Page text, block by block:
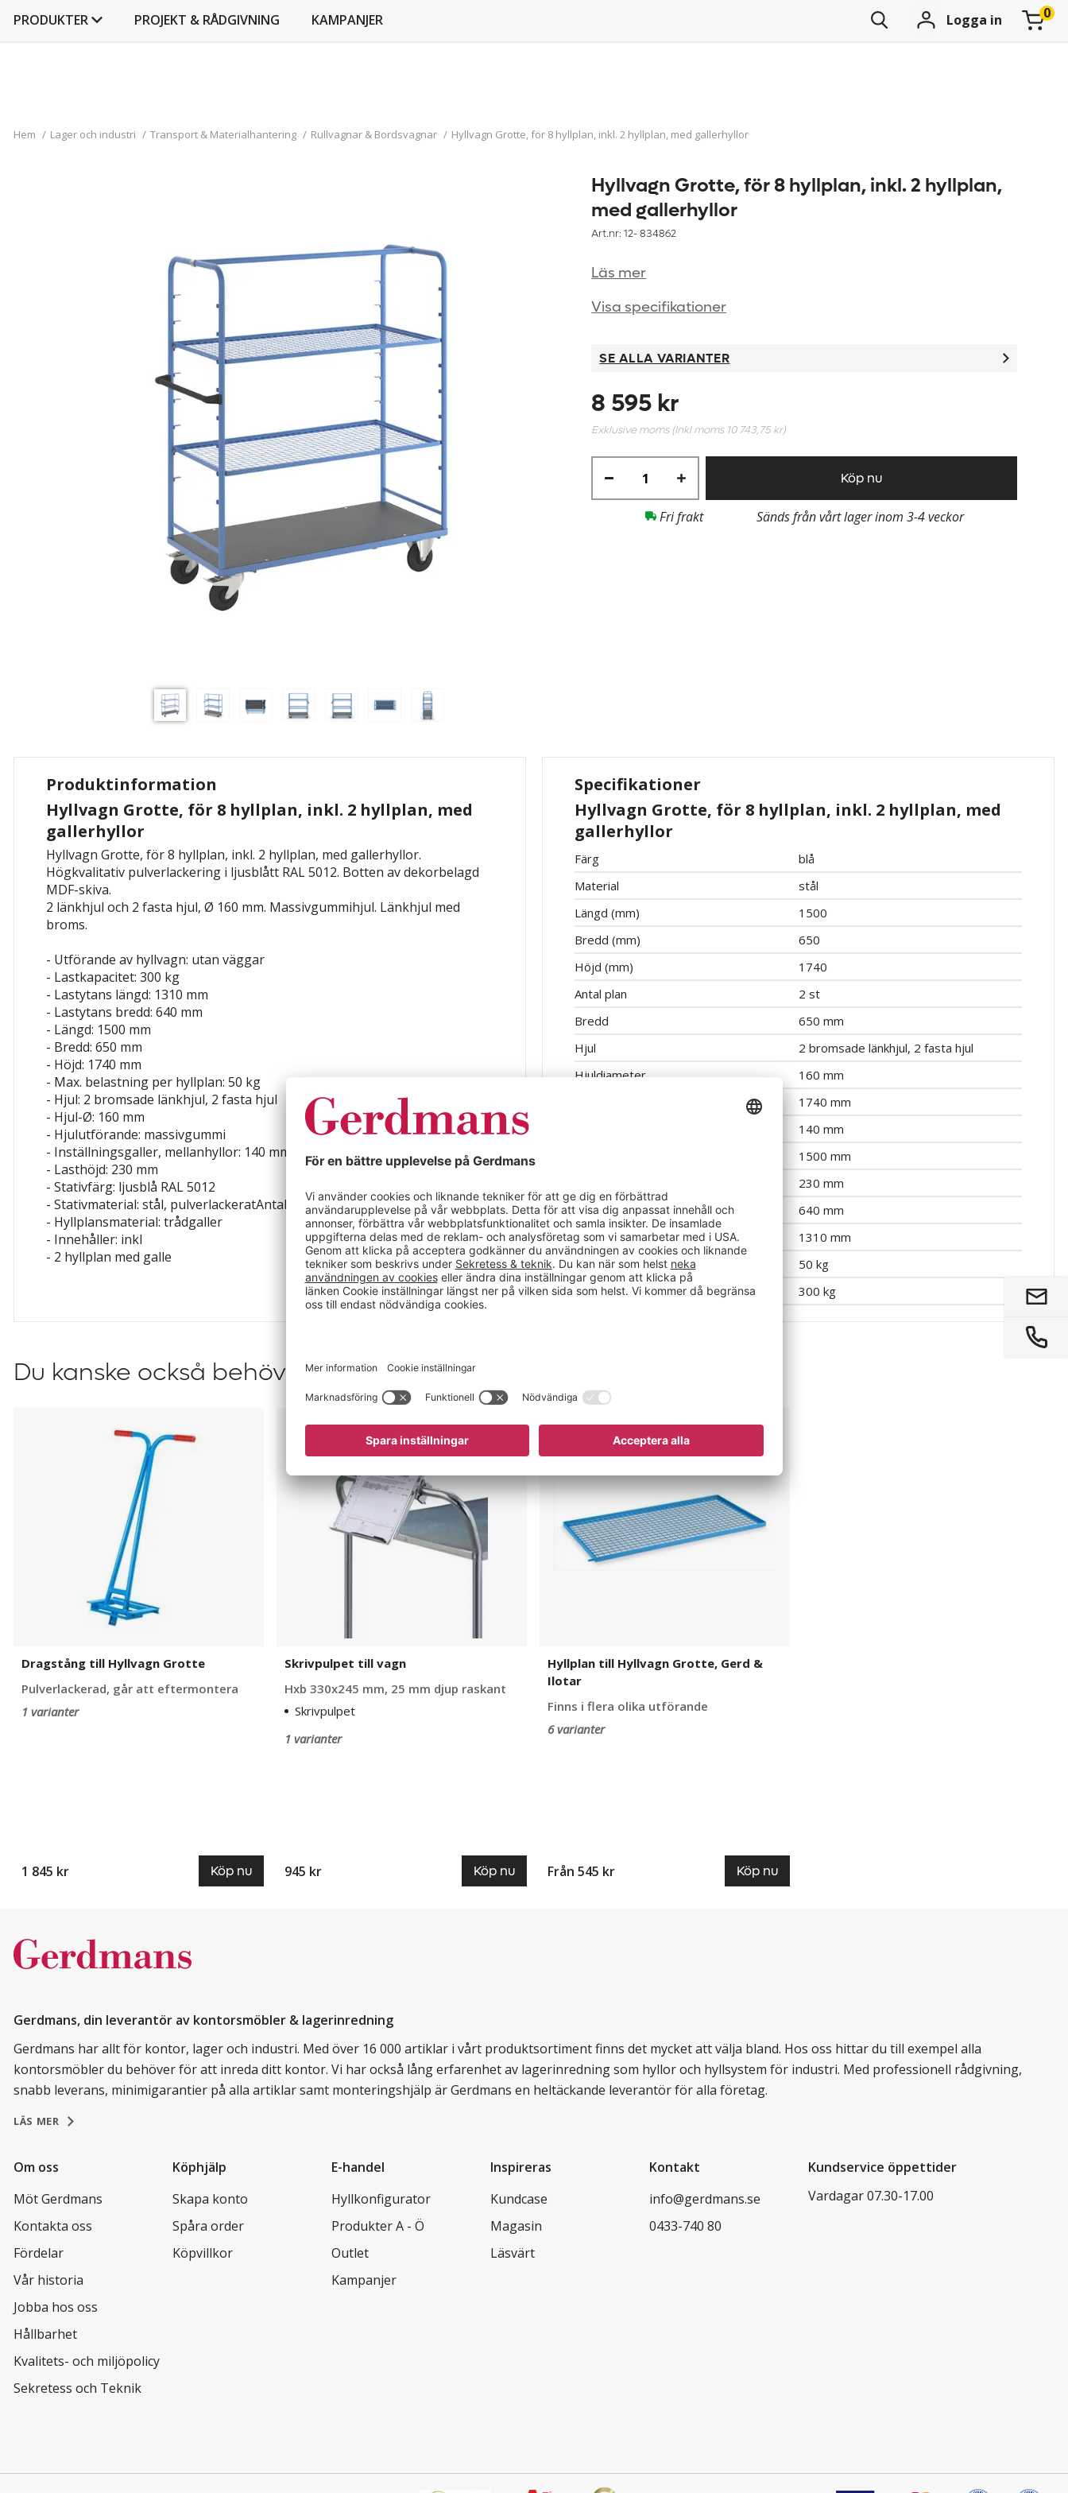
PRODUKTER PROJEKT & RÅDGIVNING KAMPANJER Logga in
Hem / Lager och industri / Transport & Materialhantering / Rullvagnar & Bordsvagnar / Hyllvagn Grotte, för 8 hyllplan, inkl. 2 hyllplan, med gallerhyllor
Hyllvagn Grotte, för 8 hyllplan, inkl. 2 hyllplan,
med gallerhyllor
Art.nr: 12-834862
Läs mer
Visa specifikationer
SE ALLA VARIANTER
8 595 kr
Exklusive moms (Inkl moms 10 743,75 kr)
Köp nu
Fri frakt Sänds från vårt lager inom 3-4 veckor
Produktinformation
Hyllvagn Grotte, för 8 hyllplan, inkl. 2 hyllplan, med
gallerhyllor
Hyllvagn Grotte, för 8 hyllplan, inkl. 2 hyllplan, med gallerhyllor.
Högkvalitativ pulverlackering i ljusblått RAL 5012. Botten av dekorbelagd
MDF-skiva.
2 länkhjul och 2 fasta hjul, Ø 160 mm. Massivgummihjul. Länkhjul med
broms.
- Utförande av hyllvagn: utan väggar
- Lastkapacitet: 300 kg
- Lastytans längd: 1310 mm
- Lastytans bredd: 640 mm
- Längd: 1500 mm
- Bredd: 650 mm
- Höjd: 1740 mm
- Max. belastning per hyllplan: 50 kg
- Hjul: 2 bromsade länkhjul, 2 fasta hjul
- Hjul-Ø: 160 mm
- Hjulutförande: massivgummi
- Inställningsgaller, mellanhyllor: 140 mm
- Lasthöjd: 230 mm
- Stativfärg: ljusblå RAL 5012
- Stativmaterial: stål, pulverlackeratAntal plan: 2 st
- Hyllplansmaterial: trådgaller
- Innehåller: inkl
- 2 hyllplan med galle
Specifikationer
Hyllvagn Grotte, för 8 hyllplan, inkl. 2 hyllplan, med
gallerhyllor
Färg
blå
Material
stål
Längd (mm)
1500
Bredd (mm)
650
Höjd (mm)
1740
Antal plan
2 st
Bredd
650 mm
Hjul
2 bromsade länkhjul, 2 fasta hjul
Hjuldiameter
160 mm
1740 mm
140 mm
1500 mm
230 mm
Lastytans bredd
640 mm
Lastytans längd
1310 mm
Max belastning per lastyta
50 kg
Total lastkapacitet
300 kg
Du kanske också behöver?
Dragstång till Hyllvagn Grotte
Pulverlackerad, går att eftermontera
1 varianter
1 845 kr Köp nu
vagn
Skrivpulpet till vagn
Hxb 330x245 mm, 25 mm djup raskant
Skrivpulpet
1 varianter
945 kr Köp nu
Hyllvagn
Grotte,
Gerd
Ilotar
Hyllplan till Hyllvagn Grotte, Gerd &
Ilotar
Finns i flera olika utförande
6 varianter
Från 545 kr Köp nu
Gerdmans, din leverantör av kontorsmöbler & lagerinredning
Gerdmans har allt för kontor, lager och industri. Med över 16 000 artiklar i vårt produktsortiment finns det mycket att välja bland. Hos oss hittar du till exempel alla
kontorsmöbler du behöver för att inreda ditt kontor. Vi har också lång erfarenhet av lagerinredning som hyllor och hyllsystem för industri. Med professionell rådgivning,
snabb leverans, minimigarantier på alla artiklar samt monteringshjälp är Gerdmans en heltäckande leverantör för alla företag.
LÄS MER
Om oss
Möt Gerdmans
Kontakta oss
Fördelar
Vår historia
Jobba hos oss
Hållbarhet
Kvalitets- och miljöpolicy
Sekretess och Teknik
Köphjälp
Skapa konto
Spåra order
Köpvillkor
E-handel
Hyllkonfigurator
Produkter A - Ö
Outlet
Kampanjer
Inspireras
Kundcase
Magasin
Läsvärt
Kontakt
info@gerdmans.se
0433-740 80
Kundservice öppettider
Vardagar 07.30-17.00